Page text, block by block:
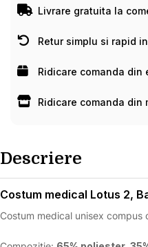
Livrare gratuita la
Retur simplu si rapid
Ridicare comanda din
Ridicare comanda din
Descriere
Costum medical Lotus 2,
Costum medical unisex compus